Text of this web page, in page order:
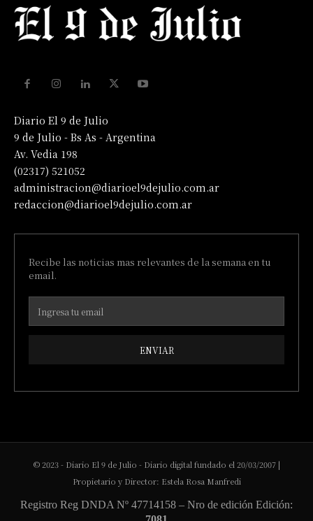
Diario El 9 de Julio
9 de Julio - Bs As - Argentina
Av. Vedia 198
(02317) 521052
administracion@diarioel9dejulio.com.ar
redaccion@diarioel9dejulio.com.ar
Recibe las noticias mas relevantes de la semana en tu
email.
ENVIAR
© 2023 - Diario El 9 de Julio - Diario digital fundado el 20/03/2007 |
Propietario y Director: Estela Rosa Manfredi
Registro Reg DNDA Nº 47714158 – Nro de edición Edición: